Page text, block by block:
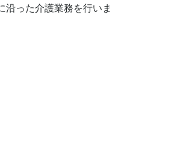
った介護業務を行いま